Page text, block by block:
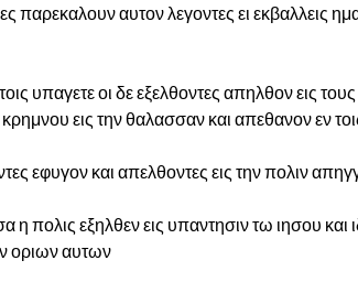
παρεκαλουν αυτον λεγοντες ει εκβαλλεις
υπαγετε οι δε εξελθοντες απηλθον εις
εις την θαλασσαν και απεθανον εν
εφυγον και απελθοντες εις την πολιν
η πολις εξηλθεν εις υπαντησιν τω ιησου
οριων αυτων